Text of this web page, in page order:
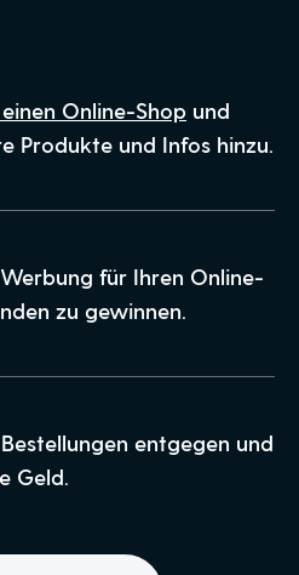
Online-Shop und
Produkte und Infos hinzu.
für Ihren Online-
zu gewinnen.
entgegen und
Geld.